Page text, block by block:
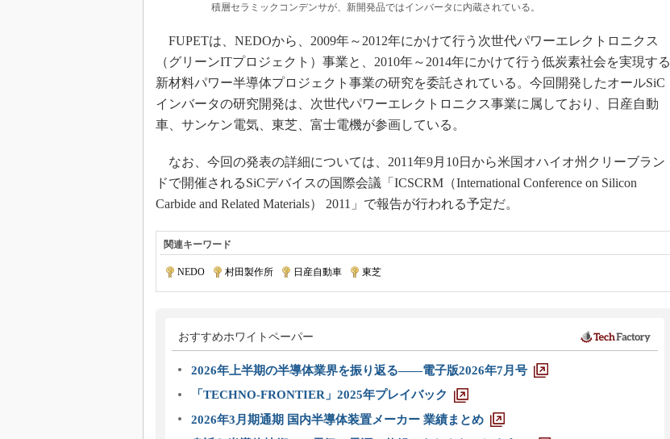
積層セラミックコンデンサが、新開発品ではインバータに内蔵されている。
FUPETは、NEDOから、2009年～2012年にかけて行う次世代パワーエレクトロニクス
（グリーンITプロジェクト）事業と、2010年～2014年にかけて行う低炭素社会を実現する
新材料パワー半導体プロジェクト事業の研究を委託されている。今回開発したオールSiC
インバータの研究開発は、次世代パワーエレクトロニクス事業に属しており、日産自動
車、サンケン電気、東芝、富士電機が参画している。
なお、今回の発表の詳細については、2011年9月10日から米国オハイオ州クリーブラン
ドで開催されるSiCデバイスの国際会議「ICSCRM（International Conference on Silicon
Carbide and Related Materials） 2011」で報告が行われる予定だ。
関連キーワード
NEDO 村田製作所 日産自動車 東芝
おすすめホワイトペーパー
2026年上半期の半導体業界を振り返る――電子版2026年7月号
「TECHNO-FRONTIER」2025年プレイバック
2026年3月期通期 国内半導体装置メーカー 業績まとめ